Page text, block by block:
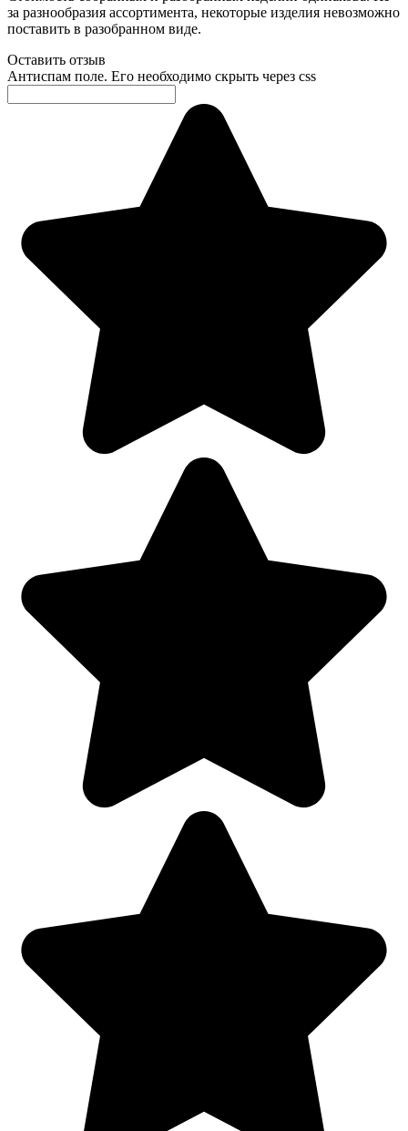
за разнообразия ассортимента, некоторые изделия невозможно
поставить в разобранном виде.
Оставить отзыв
Антиспам поле. Его необходимо скрыть через css